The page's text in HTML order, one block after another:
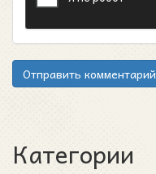
Отправить комментарий
Категории